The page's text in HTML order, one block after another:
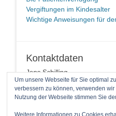
Vergiftungen im Kindesalter
Wichtige Anweisungen für
Kontaktdaten
Jens Schilling
58091 Hagen
Telefon: +49 2337 94 90 14 1
E-Mail
Um unsere Webseite für Sie optimal
verbessern zu können, verwenden
Nutzung der Webseite stimmen Sie
Weitere Informationen zu Cookies